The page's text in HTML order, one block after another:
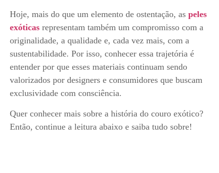
Hoje, mais do que um elemento de ostentação, as peles
exóticas representam também um compromisso com a
originalidade, a qualidade e, cada vez mais, com a
sustentabilidade. Por isso, conhecer essa trajetória é
entender por que esses materiais continuam sendo
valorizados por designers e consumidores que buscam
exclusividade com consciência.
Quer conhecer mais sobre a história do couro exótico?
Então, continue a leitura abaixo e saiba tudo sobre!